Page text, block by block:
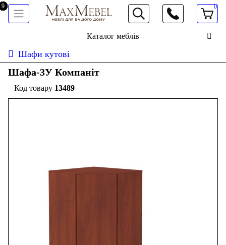
066 472 19 61
0
Каталог меблів
Шафи кутові
Шафа-3У Компаніт
13489